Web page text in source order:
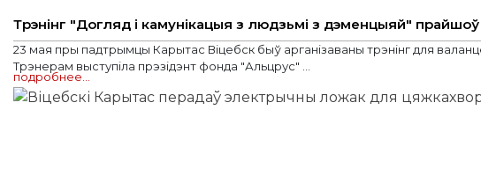
Трэнінг "Догляд і камунікацыя з людзьмі з дэменцыяй" прайшоў
23 мая пры падтрымцы Карытас Віцебск быў арганізаваны трэнінг для
Трэнерам выступіла прэзідэнт фонда "Альцрус" ...
подробнее…